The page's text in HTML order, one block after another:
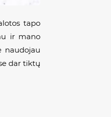
tapo
ir mano
naudojau
dar tiktų